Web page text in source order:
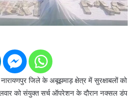
नारायणपुर जिले के अबूझमाड़ क्षेत्र में सुरक्षाबलों को
को संयुक्त सर्च ऑपरेशन के दौरान नक्सल डंप